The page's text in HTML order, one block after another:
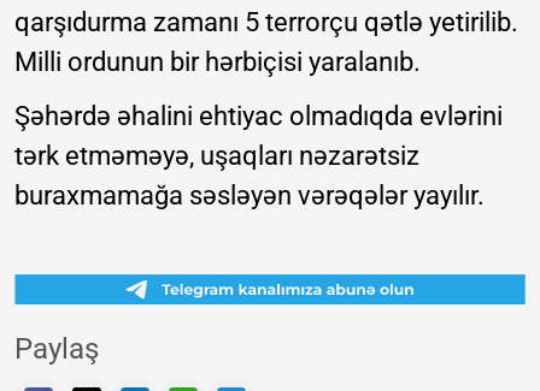
qarşıdurma zamanı 5 terrorçu qətlə yetirilib.
Milli ordunun bir hərbiçisi yaralanıb.
Şəhərdə əhalini ehtiyac olmadıqda evlərini
tərk etməməyə, uşaqları nəzarətsiz
buraxmamağa səsləyən vərəqələr yayılır.
Paylaş